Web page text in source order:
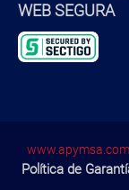
WEB SEGURA
Política de